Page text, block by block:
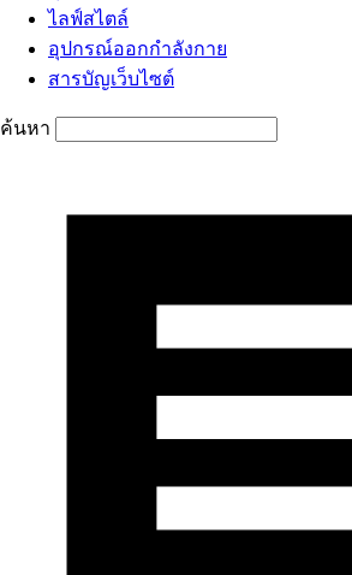
ไลฟ์สไตล์
อุปกรณ์ออกกำลังกาย
สารบัญเว็บไซต์
ค้นหา